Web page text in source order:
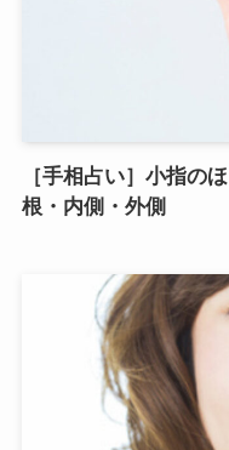
［手相占い］小指の
根・内側・外側